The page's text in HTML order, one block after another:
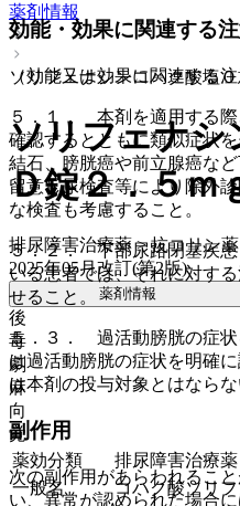
効能・効果に関連する
（効能又は効果に関連する
５．１． 本剤を適用する
確認するとともに類似症状
結石、膀胱癌や前立腺癌な
留意し尿検査等により除外
な検査も考慮すること。
５．２． 下部尿路閉塞疾患
いる患者では、それに対す
せること。
５．３． 過活動膀胱の症状
は過活動膀胱の症状を明確
は本剤の投与対象とはならな
副作用
次の副作用があらわれるこ
い、異常が認められた場合
薬剤情報
ソリフェナシンコハク酸塩
ソリフェナシ
Ｄ錠２．５ｍ
排尿障害治療薬 > 抗コリン薬
2025年05月改訂(第2版)
薬剤情報
後
毒
劇
麻
向
覚
薬効分類
排尿障害治療
一般名
コハク酸ソリ